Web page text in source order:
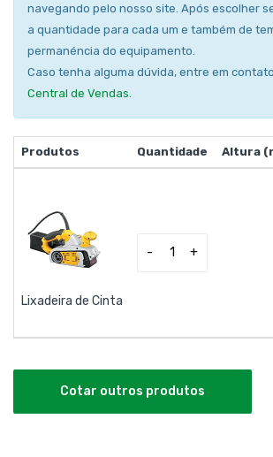
navegando pelo nosso site. Após escolher
a quantidade para cada um e também de
permanéncia do equipamento.
Caso tenha alguma dúvida, entre em
Central de Vendas
Produtos Quantidade Altura
Lixadeira de Cinta
- +
Cotar outros produtos